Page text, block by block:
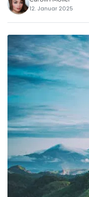
12. Januar 2025